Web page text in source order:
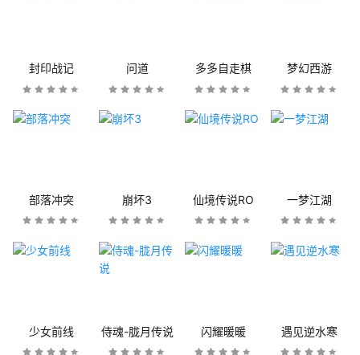
封印战记 问道 多多自走棋 梦幻西游
部落冲突 崩坏3 仙境传说RO 一梦江湖
少女前线 侍魂-胧月传说 闪耀暖暖 遇见逆水寒